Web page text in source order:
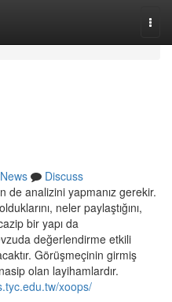
News
Discuss
de analizini yapmanız gerekir.
neler paylaştığını,
bir yapı da
değerlendirme etkili
Görüşmeçinin girmiş
olan layihamlardır.
xoops/